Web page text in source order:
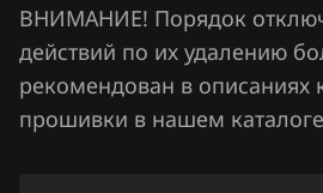
Opel
Porsche
ВНИМАНИЕ! Порядок
действий по их удалению
рекомендован в описаниях
прошивки в нашем